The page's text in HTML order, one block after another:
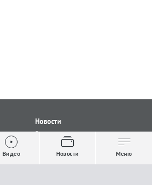
Новости
Все новости
Общество
Строительство и ЖКХ
Видео Новости Меню